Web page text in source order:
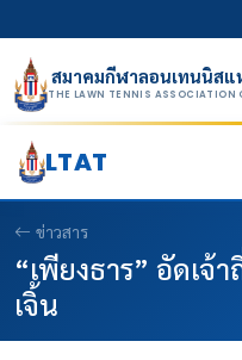
สมาคมกีฬาลอนเทนนิสแ
THE LAWN TENNIS ASSOCIATION
LTAT
ข่าวสาร
“เพียงธาร” อัดเจ้
เจิ้น